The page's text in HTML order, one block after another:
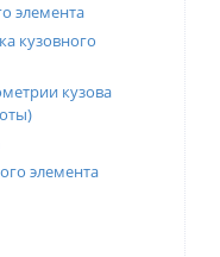
элемента
кузовного
кузова
элемента